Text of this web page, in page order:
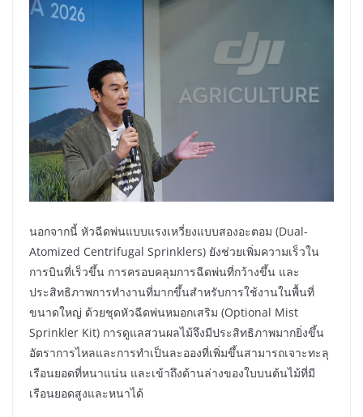
นอกจากนี้ หัวฉีดพ่นแบบแรงเหวี่ยงแบบสองอะตอม (Dual-
Atomized Centrifugal Sprinklers) ยังช่วยเพิ่มความเร็วใน
การบินที่เร็วขึ้น การครอบคลุมการฉีดพ่นที่กว้างขึ้น และ
ประสิทธิภาพการทำงานที่มากขึ้นสำหรับการใช้งานในพื้นที่
ขนาดใหญ่ ด้วยชุดหัวฉีดพ่นหมอกเสริม (Optional Mist
Sprinkler Kit) การดูแลสวนผลไม้จึงมีประสิทธิภาพมากยิ่งขึ้น
อัตราการไหลและการทำเป็นละอองที่เพิ่มขึ้นสามารถเจาะทะลุ
เรือนยอดที่หนาแน่น และเข้าถึงด้านล่างของใบบนต้นไม้ที่มี
เรือนยอดสูงและหนาได้